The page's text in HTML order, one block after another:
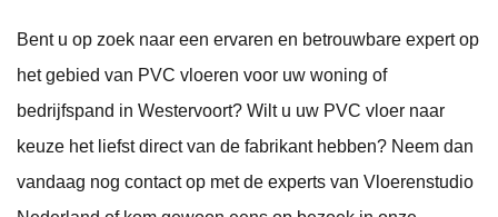
Bent u op zoek naar een ervaren en betrouwbare expert op
het gebied van PVC vloeren voor uw woning of
bedrijfspand in Westervoort? Wilt u uw PVC vloer naar
keuze het liefst direct van de fabrikant hebben? Neem dan
vandaag nog contact op met de experts van Vloerenstudio